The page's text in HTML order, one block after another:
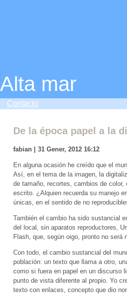
Alta mar
Contacto
De la época papel a la
fabian | 31 Gener, 2012 16:12
En alguna ocasión he creído que el
Así, en el tema de la imagen, la
de tamaño, recortes, cambios de
escrito. ¿Alquien recuerda su manejo
únicas, en el sentido de no
También el cambio ha sido sustancial
del local, sin aparatos reproductores,
Flash, que, según oigo, pronto no será
Con todo, el cambio sustancial del
población: un texto que llama a otro,
como si fuera en papel en un discurso
punto de vista diferente al propio. Yo
texto con enlaces, concepto que dio